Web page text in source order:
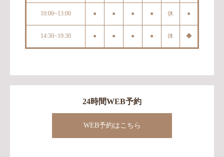
10:00~13:00 ● ● ● ● 休 ●
14:30~19:30 ● ● ● ● 休 ◆
24時間WEB予約
WEB予約はこちら